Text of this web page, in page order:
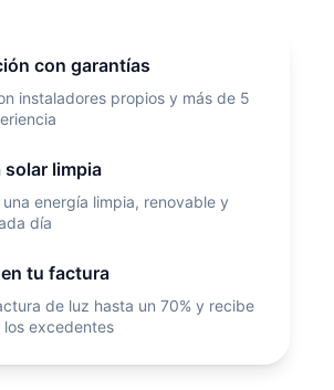
con garantías
instaladores propios y más de 5
solar limpia
energía limpia, renovable y
día
tu factura
de luz hasta un 70% y recibe
los excedentes